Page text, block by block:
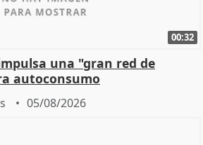
00:32
una "gran red de
autoconsumo
05/08/2026